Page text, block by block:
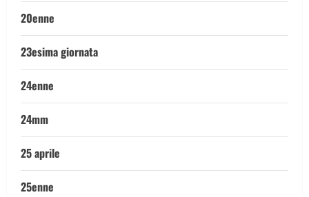
20enne
23esima giornata
24enne
24mm
25 aprile
25enne